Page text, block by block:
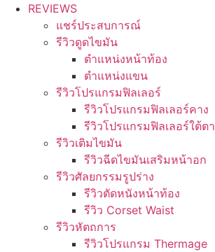
REVIEWS
แชร์ประสบการณ์
รีวิวดูดไขมัน
ตำแหน่งหน้าท้อง
ตำแหน่งแขน
รีวิวโปรแกรมฟิลเลอร์
รีวิวโปรแกรมฟิลเลอร์คาง
รีวิวโปรแกรมฟิลเลอร์ใต้ตา
รีวิวเติมไขมัน
รีวิวฉีดไขมันเสริมหน้าอก
รีวิวศัลยกรรมรูปร่าง
รีวิวตัดหนังหน้าท้อง
รีวิว Corset Waist
รีวิวหัตถการ
รีวิวโปรแกรม Thermage